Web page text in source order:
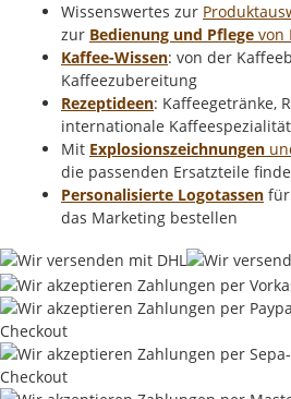
Wissenswertes zur
zur Bedienung und Pflege von
Kaffee-Wissen: von der
Kaffeezubereitung
Rezeptideen: Kaffeegetränke,
internationale
Mit Explosionszeichnungen
die passenden Ersatzteile
Personalisierte Logotassen
das Marketing bestellen